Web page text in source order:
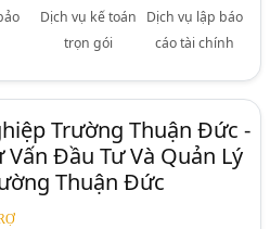
Dịch vụ kế toán
trọn gói
Dịch vụ lập báo
cáo tài chính
Trường Thuận Đức -
Vấn Đầu Tư Và Quản Lý
Thuận Đức